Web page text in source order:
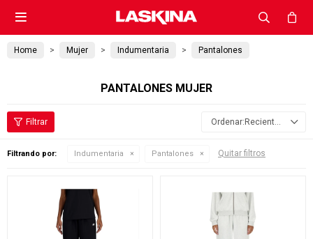

Home Mujer Indumentaria Pantalones
PANTALONES MUJER
Recientes
Filtrando por: Indumentaria Pantalones Quitar filtros